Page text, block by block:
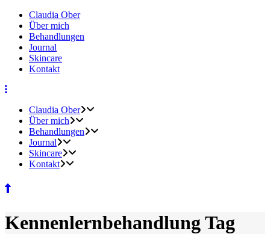
Claudia Ober
Über mich
Behandlungen
Journal
Skincare
Kontakt
Claudia Ober
Über mich
Behandlungen
Journal
Skincare
Kontakt
Kennenlernbehandlung Tag